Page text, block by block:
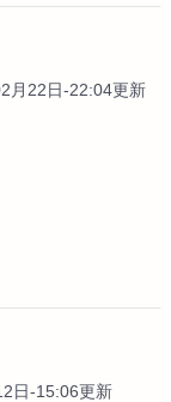
月22日-22:04更新
日-15:06更新